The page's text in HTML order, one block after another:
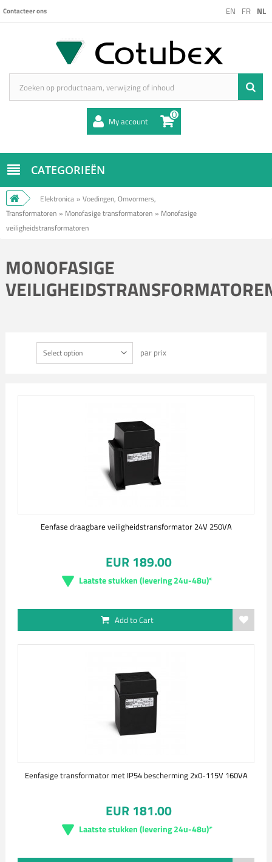
EN FR NL
Contacteer ons
My account 0
CATEGORIEËN
Elektronica » Voedingen, Omvormers,
Transformatoren » Monofasige transformatoren » Monofasige
veiligheidstransformatoren
MONOFASIGE
Select option par prix
Eenfase draagbare veiligheidstransformator 24V 250VA
EUR 189.00
Laatste stukken (levering 24u-48u)*
Add to Cart
Eenfasige transformator met IP54 bescherming 2x0-115V 160VA
EUR 181.00
Laatste stukken (levering 24u-48u)*